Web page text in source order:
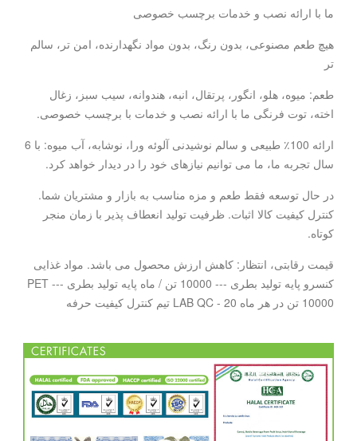
ما با ارائه نصب و خدمات برچسب خصوصی
هیچ طعم مصنوعی، بدون رنگ، بدون مواد نگهدارنده، امن تر، سالم
تر
طعم: میوه، هلو، انگور، پرتقال، انبه، هندوانه، سیب سبز، زغال
اخته، توت فرنگی ما با ارائه نصب و خدمات با برچسب خصوصی.
ارائه 100٪ طبیعی و سالم نوشیدنی آلوئه ورا، نوشابه، آب میوه: با 6
سال تجربه ما، ما می توانیم نیازهای خود را در دیدار خواهد کرد.
در حال توسعه فقط طعم و مزه مناسب به بازار و مشتریان شما.
کنترل کیفیت کالا اثبات. ظرفیت تولید انعطاف پذیر با زمان منجر
کوتاه.
قیمت رقابتی، انتظار: کاهش ارزش محصول می باشد. مواد غذایی
کنسرو پایه تولید بطری --- 10000 تن / ماه پایه تولید بطری PET ---
10000 تن در هر ماه LAB QC - 20 تیم کنترل کیفیت حرفه